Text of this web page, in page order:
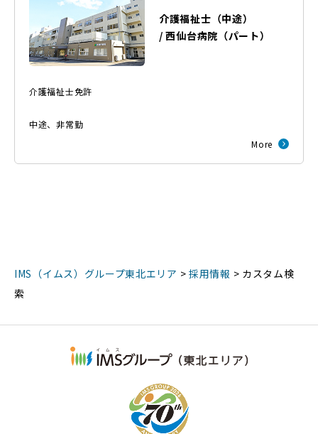
介護福祉士（中途）
/西仙台病院 （パート）
介護福祉士免許
中途、非常勤
More
IMS（イムス）グループ東北エリア >採用情報 > カスタム検
索